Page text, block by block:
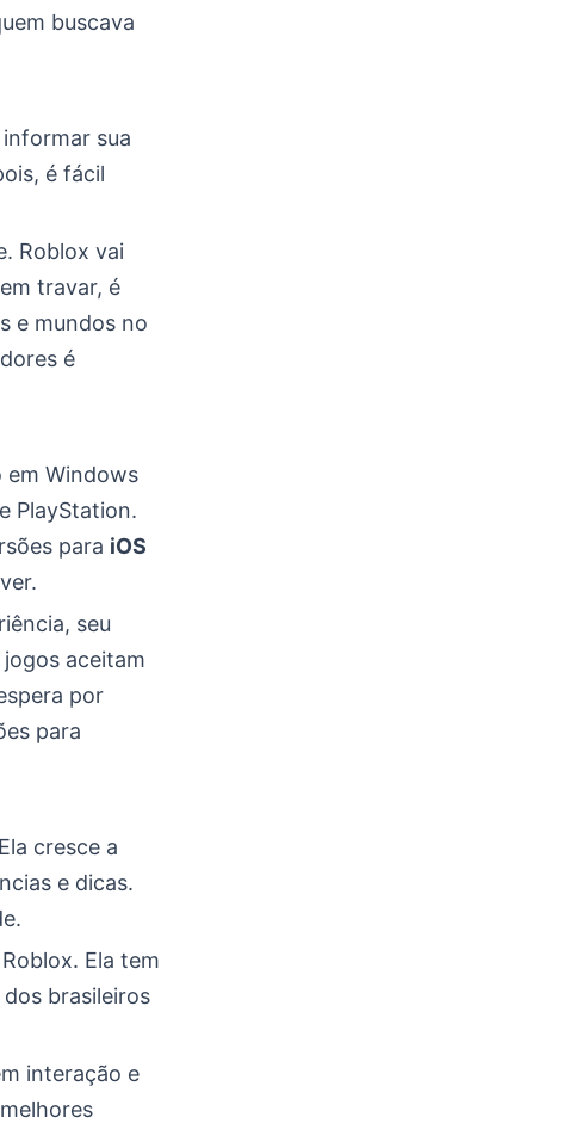
buscava
sua
é fácil
Roblox vai
travar, é
e mundos no
é
em Windows
PlayStation.
para iOS
seu
jogos aceitam
por
para
cresce a
e dicas.
Ela tem
brasileiros
interação e